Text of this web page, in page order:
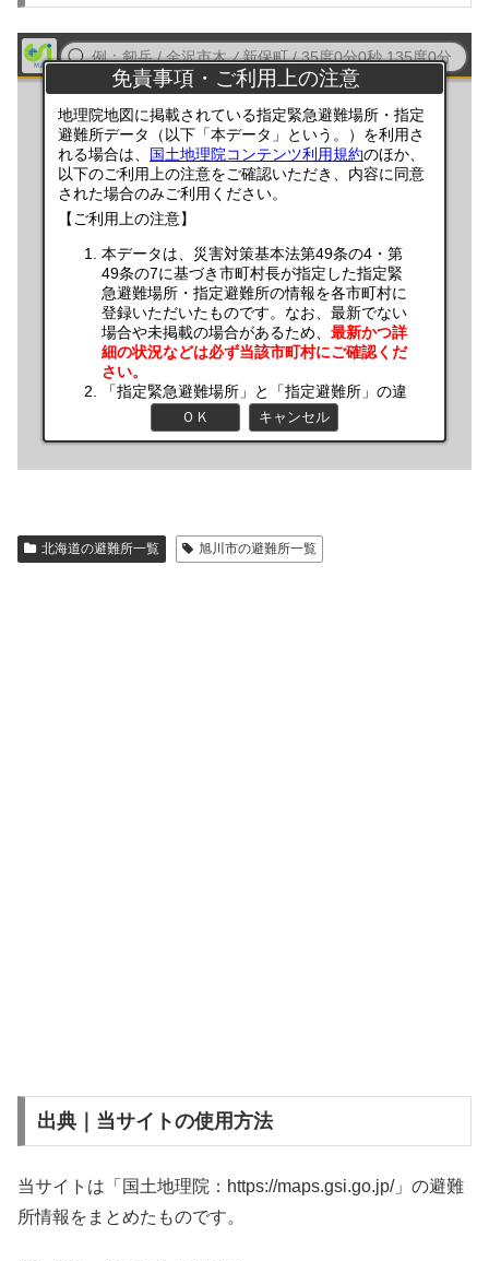
北海道の避難所一覧 旭川市の避難所一覧
出典｜当サイトの使用方法
当サイトは「国土地理院：https://maps.gsi.go.jp/」の避難
所情報をまとめたものです。